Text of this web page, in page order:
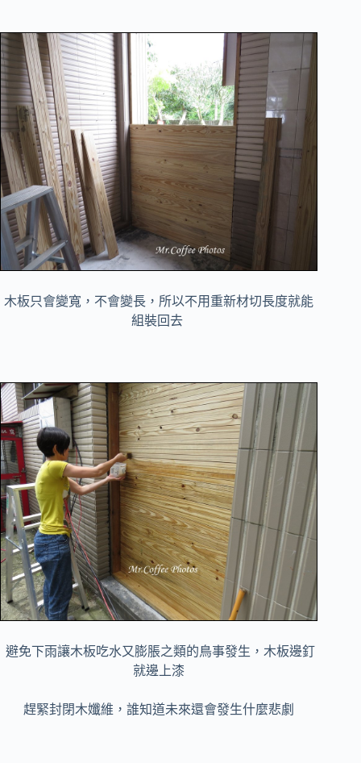
木板只會變寬，不會變長， 所以不用重新材切長度就能
組裝回去
避免下雨讓木板吃水又膨脹之類的鳥事發生，木板邊釘
就邊上漆
趕緊封閉木孅維，誰知道未來還會發生什麼悲劇